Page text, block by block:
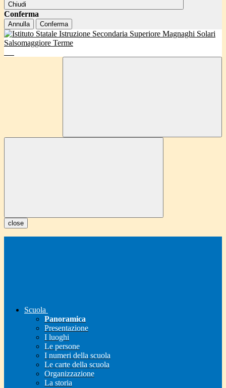
Chiudi
Conferma
Annulla Conferma
close
Scuola
Panoramica
Presentazione
I luoghi
Le persone
I numeri della scuola
Le carte della scuola
Organizzazione
La storia